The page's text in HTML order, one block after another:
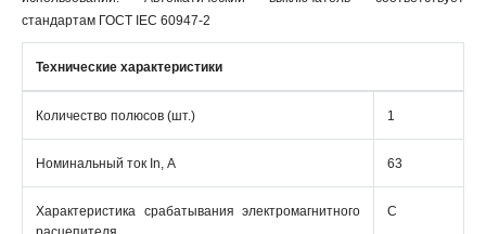
стандартам ГОСТ IEC 60947-2
Технические характеристики
Количество полюсов (шт.) 1
Номинальный ток In, А 63
Характеристика срабатывания электромагнитного
C